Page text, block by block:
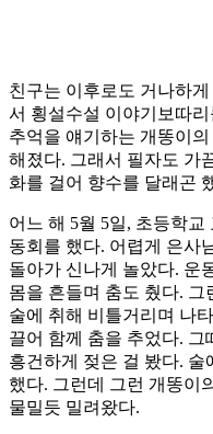
친구는 이후로도 거나하
서 횡설수설 이야기보따
추억을 얘기하는 개똥이
해졌다. 그래서 필자도 가
화를 걸어 향수를 달래곤
어느 해 5월 5일, 초등학
동회를 했다. 어렵게 은사
돌아가 신나게 놀았다. 운
몸을 흔들며 춤도 췄다.
술에 취해 비틀거리며 나
끌어 함께 춤을 추었다. 그
흥건하게 젖은 걸 봤다. 술
했다. 그런데 그런 개똥이
물밀듯 밀려왔다.